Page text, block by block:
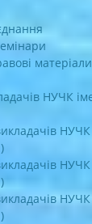
матеріали
НУЧК
НУЧК
НУЧК
НУЧК